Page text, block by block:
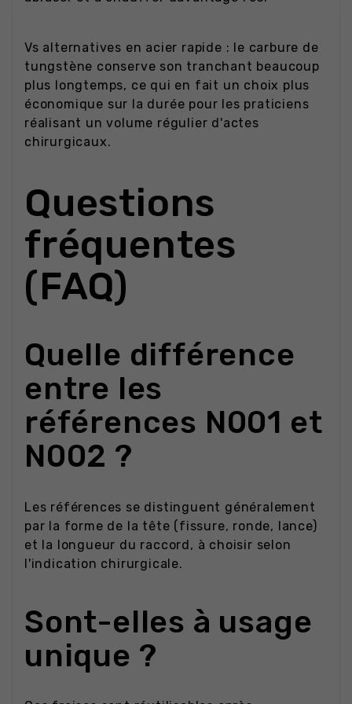
Vs alternatives en acier rapide : le carbure de
tungstène conserve son tranchant beaucoup
plus longtemps, ce qui en fait un choix plus
économique sur la durée pour les praticiens
réalisant un volume régulier d'actes
chirurgicaux.
Questions
fréquentes
(FAQ)
Quelle différence
entre les
références N001 et
N002 ?
Les références se distinguent généralement
par la forme de la tête (fissure, ronde, lance)
et la longueur du raccord, à choisir selon
l'indication chirurgicale.
Sont-elles à usage
unique ?